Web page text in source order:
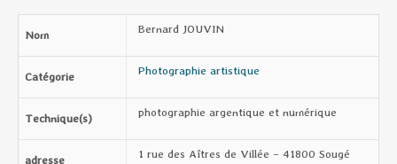
Nom Bernard JOUVIN
Catégorie Photographie artistique
Technique(s) photographie argentique et numérique
adresse 1 rue des Aîtres de Villée – 41800 Sougé